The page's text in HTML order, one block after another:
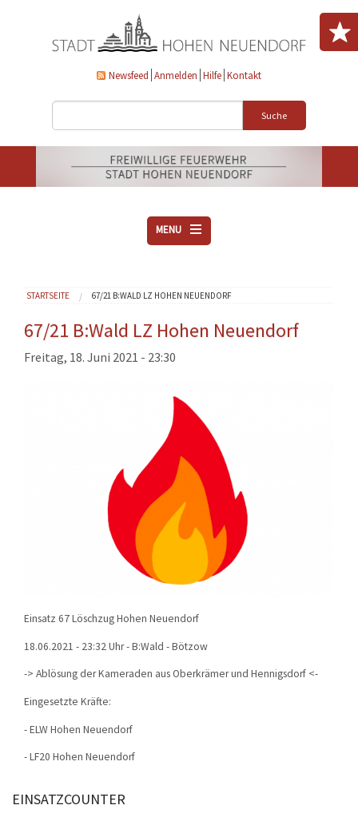
Newsfeed Anmelden Hilfe Kontakt
Suche
MENU
VEREINE
AKTUELLES
DOWNLOADS
TECHNIK
EINSÄTZE
Sie sind hier
STARTSEITE 67/21 B:WALD LZ HOHEN NEUENDORF
67/21 B:Wald LZ Hohen Neuendorf
Freitag, 18. Juni 2021 - 23:30
Einsatz 67 Löschzug Hohen Neuendorf
18.06.2021 - 23:32 Uhr - B:Wald - Bötzow
-> Ablösung der Kameraden aus Oberkrämer und Hennigsdorf <-
Eingesetzte Kräfte:
- ELW Hohen Neuendorf
- LF20 Hohen Neuendorf
EINSATZCOUNTER